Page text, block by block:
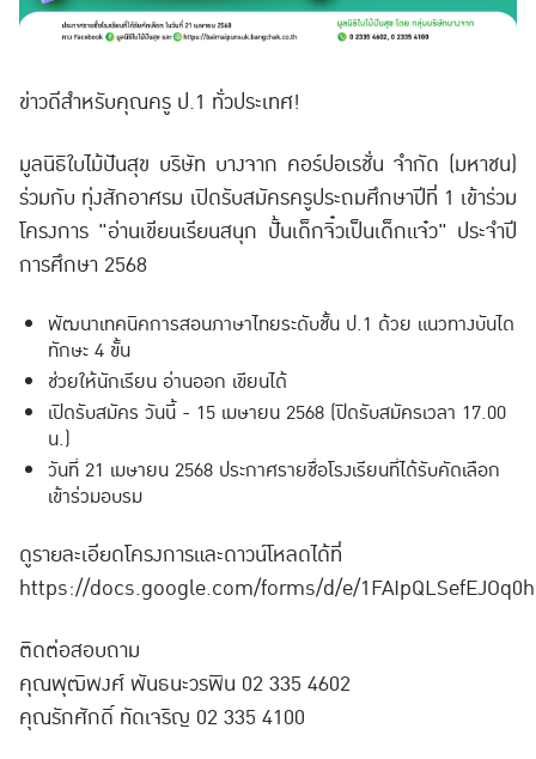
ข่าวดีสำหรับคุณครู ป.1 ทั่วประเทศ!
มูลนิธิใบไม้ปันสุข บริษัท บางจาก คอร์ปอเรชั่น จำกัด (มหาชน)
ร่วมกับ ทุ่งสักอาศรม เปิดรับสมัครครูประถมศึกษาปีที่ 1 เข้าร่วม
โครงการ "อ่านเขียนเรียนสนุก ปั้นเด็กจิ๋วเป็นเด็กแจ๋ว" ประจำปี
การศึกษา 2568
พัฒนาเทคนิคการสอนภาษาไทยระดับชั้น ป.1 ด้วย แนวทางบันได
ทักษะ 4 ขั้น
ช่วยให้นักเรียน อ่านออก เขียนได้
เปิดรับสมัคร วันนี้ - 15 เมษายน 2568 (ปิดรับสมัครเวลา 17.00
น.)
วันที่ 21 เมษายน 2568 ประกาศรายชื่อโรงเรียนที่ได้รับคัดเลือก
เข้าร่วมอบรม
ดูรายละเอียดโครงการและดาวน์โหลดได้ที่
https://docs.google.com/forms/d/e/
ติดต่อสอบถาม
คุณพุฒิพงศ์ พันธนะวรพิน 02 335 4602
คุณรักศักดิ์ ทัดเจริญ 02 335 4100